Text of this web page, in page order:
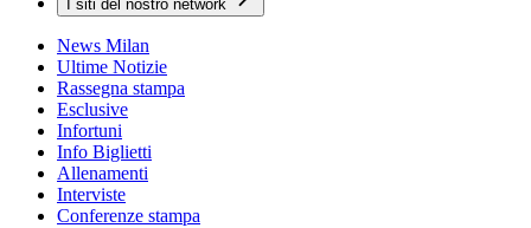
I siti del nostro network
News Milan
Ultime Notizie
Rassegna stampa
Esclusive
Infortuni
Info Biglietti
Allenamenti
Interviste
Conferenze stampa